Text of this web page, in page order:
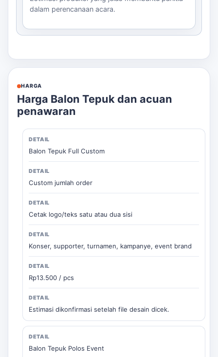
dalam perencanaan acara.
HARGA
Harga Balon Tepuk dan acuan
penawaran
Balon Tepuk Full Custom
Custom jumlah order
Cetak logo/teks satu atau dua sisi
Konser, supporter, turnamen, kampanye, event brand
Rp13.500 / pcs
Estimasi dikonfirmasi setelah file desain dicek.
Balon Tepuk Polos Event